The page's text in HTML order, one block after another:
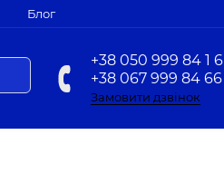
Блог
+38 050 999 84 1 6
+38 067 999 84 66
Замовити дзвінок